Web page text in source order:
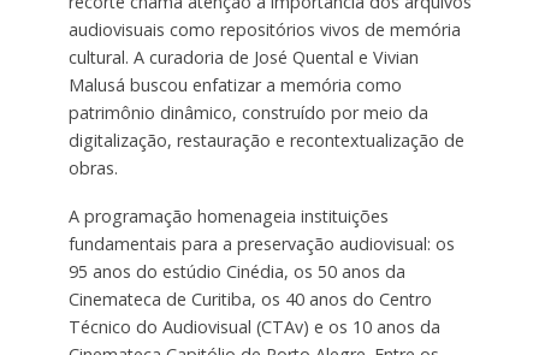
audiovisuais como repositórios vivos de memória
cultural. A curadoria de José Quental e Vivian
Malusá buscou enfatizar a memória como
patrimônio dinâmico, construído por meio da
digitalização, restauração e recontextualização de
obras.
A programação homenageia instituições
fundamentais para a preservação audiovisual: os
95 anos do estúdio Cinédia, os 50 anos da
Cinemateca de Curitiba, os 40 anos do Centro
Técnico do Audiovisual (CTAv) e os 10 anos da